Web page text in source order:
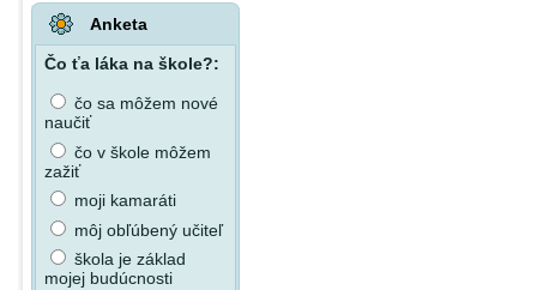
Anketa
Čo ťa láka na škole?:
čo sa môžem nové
naučiť
čo v škole môžem
zažiť
moji kamaráti
môj obľúbený učiteľ
škola je základ
mojej budúcnosti